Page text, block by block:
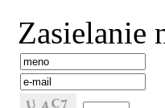
Zasielanie